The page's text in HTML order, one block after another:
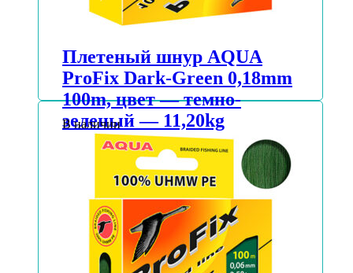
Плетеный шнур AQUA
ProFix Dark-Green 0,18mm
100m, цвет — темно-
зеленый — 11,20kg
АВТОРИЗУЙТЕСЬ, ЧТОБЫ УЗНАТЬ
Подробнее
В наличии